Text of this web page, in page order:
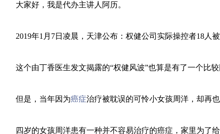
大家好，我是代办主讲人阿历。
2019年1月7日凌晨，天津公布：权健公司实际操控者18人
这个由丁香医生发文揭露的“权健风波”也算是有了一个比较
但是，当年因为癌症治疗被耽误的可怜小女孩周洋，却再
四岁的女孩周洋患有一种并不容易治疗的癌症，家里为了